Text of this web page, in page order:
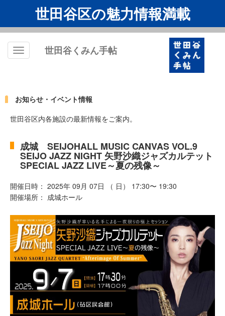
世田谷区の魅力情報満載
Toggle
世田谷くみん手帖
お知らせ・イベント情報
世田谷区内各施設の最新情報をご案内。
成城 SEIJOHALL MUSIC CANVAS VOL.9
SEIJO JAZZ NIGHT 矢野沙織ジャズカルテット
SPECIAL JAZZ LIVE～夏の残像～
開催日時： 2025年 09月 07日 （ 日） 17:30〜 19:30
開催場所： 成城ホール